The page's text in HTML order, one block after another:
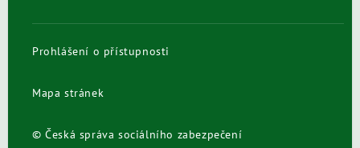
Prohlášení o přístupnosti
Mapa stránek
© Česká správa sociálního zabezpečení